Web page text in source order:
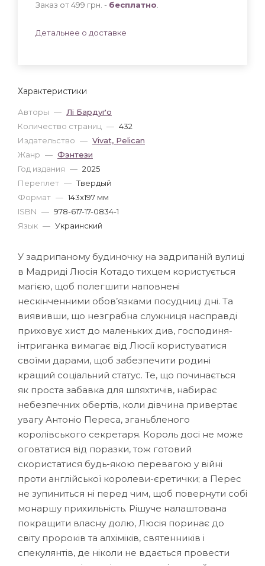
Характеристики
Авторы — Лі Бардуґо
Количество страниц — 432
Издательство — Vivat, Pelican
Жанр — Фэнтези
Год издания — 2025
Переплет — Твердый
Формат — 143x197 мм
ISBN — 978-617-17-0834-1
Язык — Украинский
Заказ от 499 грн. - бесплатно
Детальнее о доставке
У задрипаному будиночку на задрипаній вулиці
в Мадриді Люсія Котадо тихцем користується
магією, щоб полегшити наповнені
нескінченними обов’язками посудниці дні. Та
виявивши, що незграбна служниця насправді
приховує хист до маленьких див, господиня-
інтриганка вимагає від Люсії користуватися
своїми дарами, щоб забезпечити родині
кращий соціальний статус. Те, що починається
як проста забавка для шляхтичів, набирає
небезпечних обертів, коли дівчина привертає
увагу Антоніо Переса, зганьбленого
королівського секретаря. Король досі не може
оговтатися від поразки, тож готовий
скористатися будь-якою перевагою у війні
проти англійської королеви-єретички; а Перес
не зупиниться ні перед чим, щоб повернути собі
монаршу прихильність. Рішуче налаштована
покращити власну долю, Люсія поринає до
світу пророків та алхіміків, святенників і
спекулянтів, де ніколи не вдається провести